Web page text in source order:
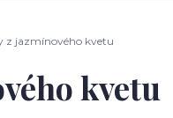
z jazmínového kvetu
kvetu